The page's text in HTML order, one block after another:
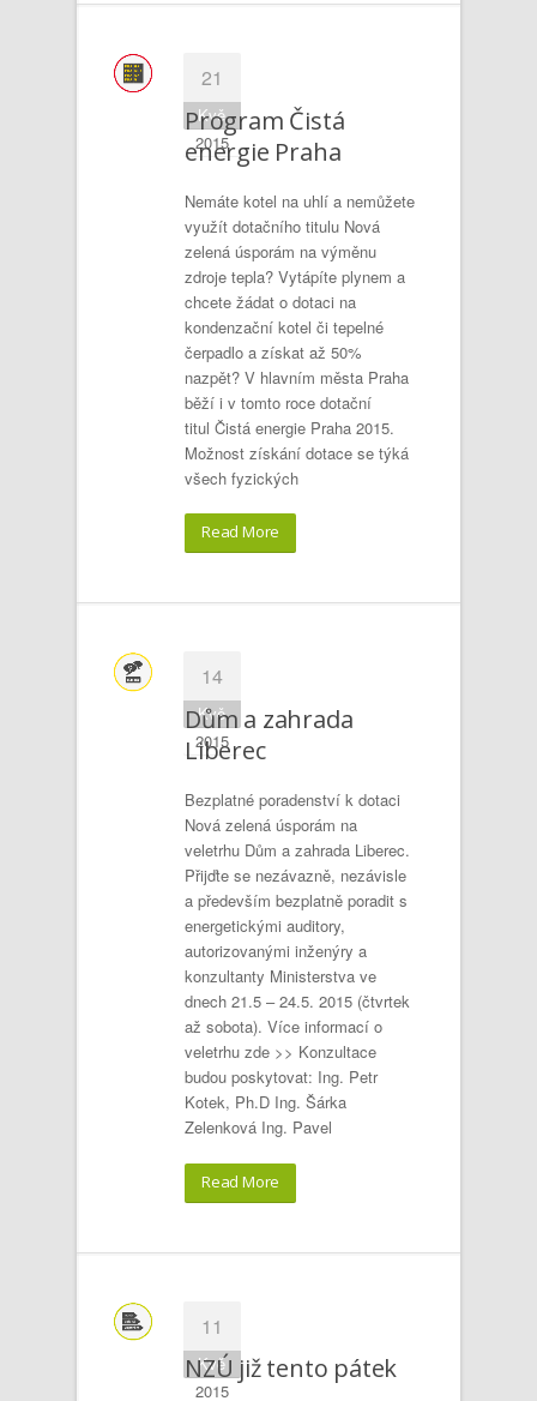
21
Kvě
2015
Program Čistá
energie Praha
Nemáte kotel na uhlí a nemůžete
využít dotačního titulu Nová
zelená úsporám na výměnu
zdroje tepla? Vytápíte plynem a
chcete žádat o dotaci na
kondenzační kotel či tepelné
čerpadlo a získat až 50%
nazpět? V hlavním města Praha
běží i v tomto roce dotační
titul Čistá energie Praha 2015.
Možnost získání dotace se týká
všech fyzických
Read More
14
Kvě
2015
Dům a zahrada
Liberec
Bezplatné poradenství k dotaci
Nová zelená úsporám na
veletrhu Dům a zahrada Liberec.
Přijďte se nezávazně, nezávisle
a především bezplatně poradit s
energetickými auditory,
autorizovanými inženýry a
konzultanty Ministerstva ve
dnech 21.5 – 24.5. 2015 (čtvrtek
až sobota). Více informací o
veletrhu zde >> Konzultace
budou poskytovat: Ing. Petr
Kotek, Ph.D Ing. Šárka
Zelenková Ing. Pavel
Read More
11
Kvě
2015
NZÚ již tento pátek